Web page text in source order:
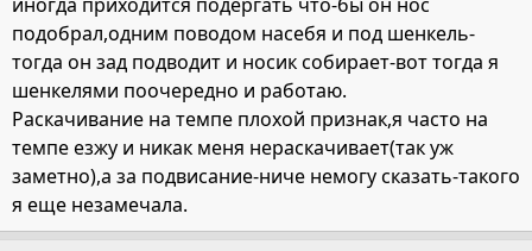
подобрал,одним поводом насебя и под шенкель-
тогда он зад подводит и носик собирает-вот тогда я
шенкелями поочередно и работаю.
Раскачивание на темпе плохой признак,я часто на
темпе езжу и никак меня нераскачивает(так уж
заметно),а за подвисание-ниче немогу сказать-такого
я еще незамечала.